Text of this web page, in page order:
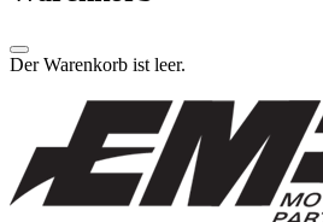
Der Warenkorb ist leer.